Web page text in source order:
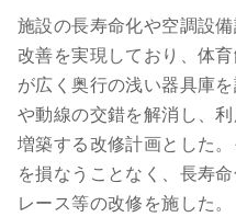
施設の長寿命化や空調設
改善を実現しており、体
が広く奥行の浅い器具庫
や動線の交錯を解消し、
増築する改修計画とした
を損なうことなく、長寿
レース等の改修を施した。